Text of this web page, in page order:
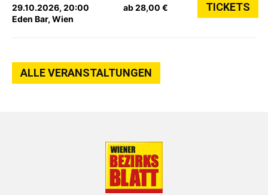
29.10.2026, 20:00
Eden Bar, Wien
ab 28,00 € TICKETS
ALLE VERANSTALTUNGEN